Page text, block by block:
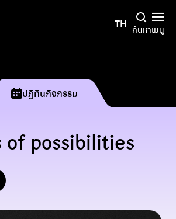
TH ค้นหาเมนู
ปฏิทินกิจกรรม
of possibilities